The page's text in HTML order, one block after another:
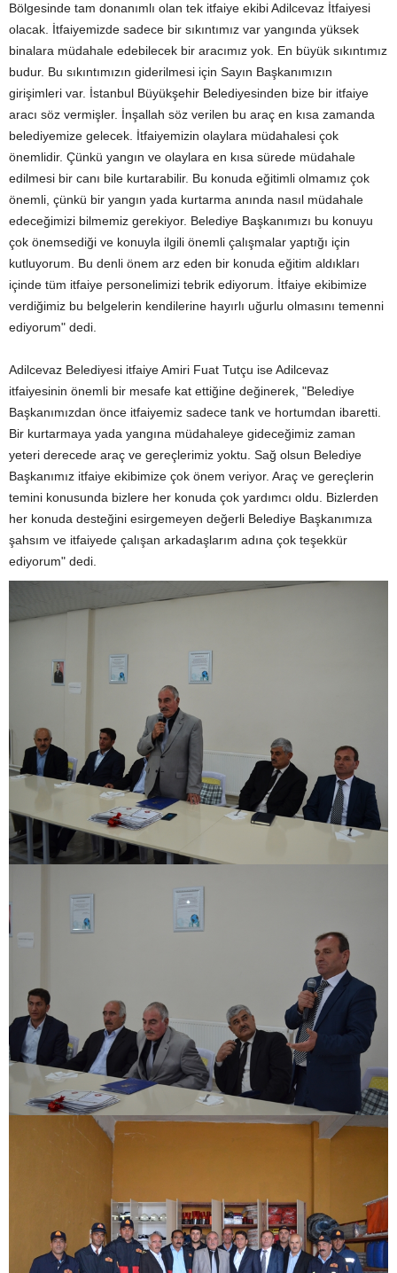
Bölgesinde tam donanımlı olan tek itfaiye ekibi Adilcevaz İtfaiyesi
olacak. İtfaiyemizde sadece bir sıkıntımız var yangında yüksek
binalara müdahale edebilecek bir aracımız yok. En büyük sıkıntımız
budur. Bu sıkıntımızın giderilmesi için Sayın Başkanımızın
girişimleri var. İstanbul Büyükşehir Belediyesinden bize bir itfaiye
aracı söz vermişler. İnşallah söz verilen bu araç en kısa zamanda
belediyemize gelecek. İtfaiyemizin olaylara müdahalesi çok
önemlidir. Çünkü yangın ve olaylara en kısa sürede müdahale
edilmesi bir canı bile kurtarabilir. Bu konuda eğitimli olmamız çok
önemli, çünkü bir yangın yada kurtarma anında nasıl müdahale
edeceğimizi bilmemiz gerekiyor. Belediye Başkanımızı bu konuyu
çok önemsediği ve konuyla ilgili önemli çalışmalar yaptığı için
kutluyorum. Bu denli önem arz eden bir konuda eğitim aldıkları
içinde tüm itfaiye personelimizi tebrik ediyorum. İtfaiye ekibimize
verdiğimiz bu belgelerin kendilerine hayırlı uğurlu olmasını temenni
ediyorum" dedi.
Adilcevaz Belediyesi itfaiye Amiri Fuat Tutçu ise Adilcevaz
itfaiyesinin önemli bir mesafe kat ettiğine değinerek, "Belediye
Başkanımızdan önce itfaiyemiz sadece tank ve hortumdan ibaretti.
Bir kurtarmaya yada yangına müdahaleye gideceğimiz zaman
yeteri derecede araç ve gereçlerimiz yoktu. Sağ olsun Belediye
Başkanımız itfaiye ekibimize çok önem veriyor. Araç ve gereçlerin
temini konusunda bizlere her konuda çok yardımcı oldu. Bizlerden
her konuda desteğini esirgemeyen değerli Belediye Başkanımıza
şahsım ve itfaiyede çalışan arkadaşlarım adına çok teşekkür
ediyorum" dedi.